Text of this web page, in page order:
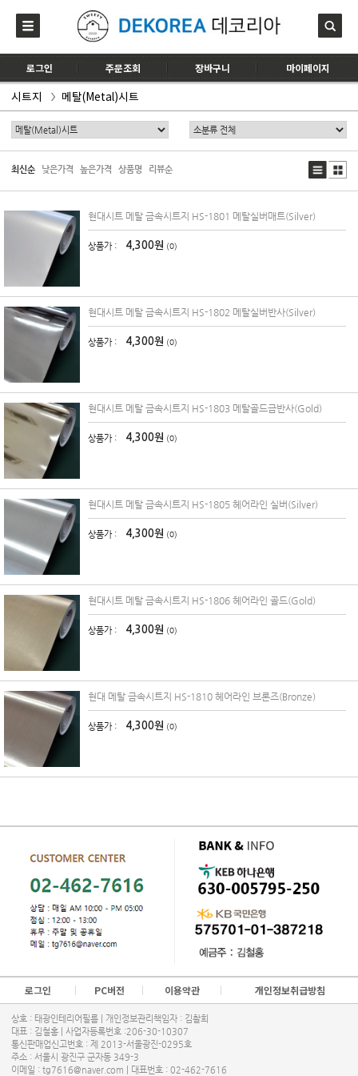
로그인 주문조회 장바구니 마이페이지
시트지 메탈(Metal)시트
최신순 낮은가격 높은가격 상품명 리뷰순
현대시트 메탈 금속시트지 HS-1801 메탈실버매트(Silver)
상품가 : 4,300원 (0)
현대시트 메탈 금속시트지 HS-1802 메탈실버반사(Silver)
상품가 : 4,300원 (0)
현대시트 메탈 금속시트지 HS-1803 메탈골드금반사(Gold)
상품가 : 4,300원 (0)
현대시트 메탈 금속시트지 HS-1805 헤어라인 실버(Silver)
상품가 : 4,300원 (0)
현대시트 메탈 금속시트지 HS-1806 헤어라인 골드(Gold)
상품가 : 4,300원 (0)
현대 메탈 금속시트지 HS-1810 헤어라인 브론즈(Bronze)
상품가 : 4,300원 (0)
로그인 PC버전 이용약관 개인정보취급방침
상호 : 태광인테리어필름 | 개인정보관리책임자 : 김촬희
대표 : 김철홍 | 사업자등록번호 :206-30-10307
통신판매업신고번호 : 제 2013-서울광진-0295호
주소 : 서울시 광진구 군자동 349-3
이메일 : tg7616@naver.com | 대표번호 : 02-462-7616